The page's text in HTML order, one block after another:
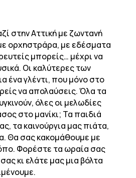
στην Αττική με ζωντανή
ορχηστράρα, με εδέσματα
μπορείς… μέχρι να
Οι καλύτερες των
ένα γλέντι, που μόνο στο
να απολαύσεις. Όλα τα
όλες οι μελωδίες
στο μανίκι; Τα παιδιά
τα καινούργια μας πιάτα,
Θα σας κακομάθουμε με
Φορέστε τα ωραία σας
κι ελάτε μας μια βόλτα